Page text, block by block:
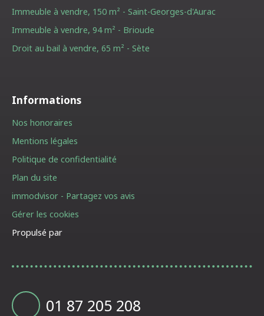
Immeuble à vendre, 150 m² - Saint-Georges-d'Aurac
Immeuble à vendre, 94 m² - Brioude
Droit au bail à vendre, 65 m² - Sète
Informations
Nos honoraires
Mentions légales
Politique de confidentialité
Plan du site
immodvisor - Partagez vos avis
Gérer les cookies
Propulsé par
01 87 205 208